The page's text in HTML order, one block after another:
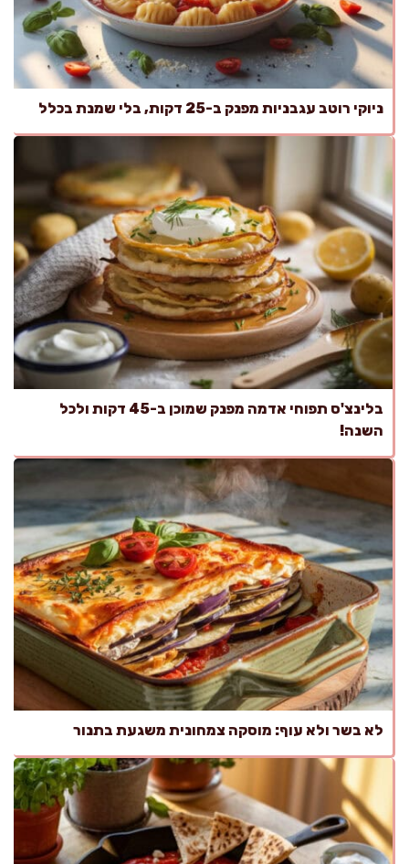
ניוקי רוטב עגבניות מפנק ב-25 דקות, בלי שמנת בכלל
בלינצ'ס תפוחי אדמה מפנק שמוכן ב-45 דקות ולכל
השנה!
לא בשר ולא עוף: מוסקה צמחונית משגעת בתנור